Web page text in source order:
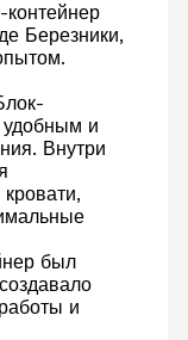
Березники,
удобным и
Внутри
был
и